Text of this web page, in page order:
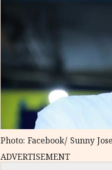
Photo: Facebook/ Sunny
ADVERTISEMENT